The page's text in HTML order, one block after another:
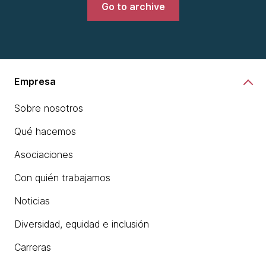
Go to archive
Empresa
Sobre nosotros
Qué hacemos
Asociaciones
Con quién trabajamos
Noticias
Diversidad, equidad e inclusión
Carreras